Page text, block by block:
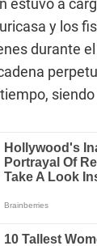
estuvo a
y los
durante